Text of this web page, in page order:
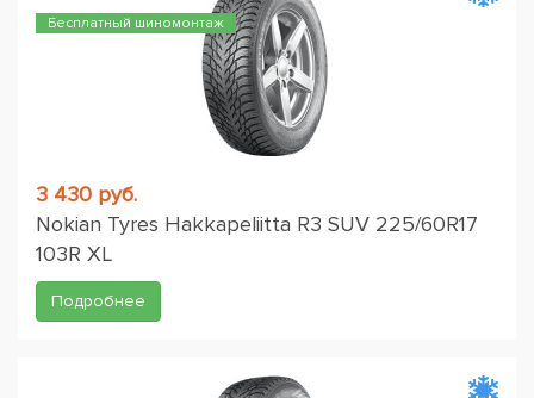
Бесплатный шиномонтаж
3 430 руб.
Nokian Tyres Hakkapeliitta R3 SUV 225/60R17
103R XL
Подробнее